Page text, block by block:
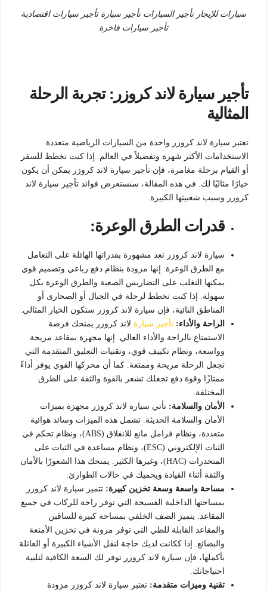
سيارات للإيجار تأجير السيارات تأجير سيارة تأجير سيارات اقتصادية
تأجير سيارات فاخرة
تأجير سيارة لاند كروزر: تجربة الرحلة
المثالية
تعتبر سيارة لاند كروزر واحدة من السيارات الرياضية متعددة
الاستخدامات الأكثر شهرة وتفضيلاً في العالم. إذا كنت تخطط للسفر
أو القيام برحلة مغامرة، فإن تأجير سيارة لاند كروزر يمكن أن يكون
خيارًا مثاليًا لك. في هذه المقالة، سنستعرض فوائد تأجير سيارة لاند
كروزر وسبب شعبيتها الكبيرة.
قدرات الطرق الوعرة:
سيارة لاند كروزر تعد مشهورة بقدراتها الهائلة على التعامل
مع الطرق الوعرة. إنها مزودة بنظام دفع رباعي وتصميم قوي
يمكنها التغلب على التضاريس الصعبة والطرق الوعرة بكل
سهولة. إذا كنت تخطط لرحلة في الجبال أو الصحارى أو
المناطق النائية، فإن سيارة لاند كروزر ستكون الخيار المثالي.
الراحة والأداء: تأجير سيارة لاند كروزر يمنحك فرصة
الاستمتاع بالراحة والأداء العالي. إنها مجهزة بمقاعد مريحة
وواسعة، ونظام تكييف قوي، وتقنيات التعليق المتقدمة التي
تجعل الرحلة مريحة وممتعة. كما أن محركها القوي يوفر أداءً
ممتازًا وقوة دفع تجعلك تشعر بالقوة والثقة على الطرق
المختلفة.
الأمان والسلامة: تأتي سيارة لاند كروزر مجهزة بميزات
الأمان والسلامة الحديثة. تشمل هذه الميزات وسائد هوائية
متعددة، ونظام فرامل مانع للانغلاق (ABS)، ونظام تحكم في
الثبات الإلكتروني (ESC)، ونظام مساعدة في الثبات على
المنحدرات (HAC)، وغيرها الكثير. يمنحك هذا الشعورًا بالأمان
والثقة أثناء القيادة ويحميك في حالات الطوارئ.
مساحة واسعة وسعة تخزين كبيرة: تتميز سيارة لاند كروزر
بمساحتها الداخلية الفسيحة التي توفر راحة للركاب في جميع
المقاعد. يتميز الصف الخلفي بمساحة كبيرة للساقين
والمقاعد القابلة للطي التي توفر مرونة في تخزين الأمتعة
والبضائع. إذا ككانت لديك حاجة لنقل الأشياء الكبيرة أو العائلة
بأكملها، فإن سيارة لاند كروزر توفر لك السعة الكافية لتلبية
احتياجاتك.
تقنية وميزات متقدمة: تعتبر سيارة لاند كروزر مزودة